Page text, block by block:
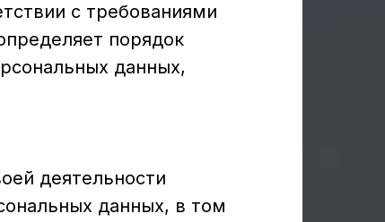
с требованиями
порядок
данных,
деятельности
данных, в том